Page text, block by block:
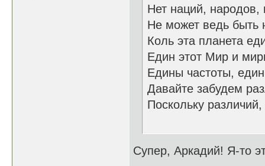
Нет наций, народов,
Не может ведь быть
Коль эта планета
Един этот Мир и
Едины частоты, един
Давайте забудем
Поскольку
Супер, Аркадий! Я-то